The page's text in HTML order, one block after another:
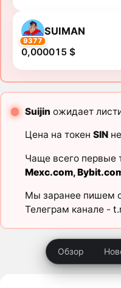
9377
SUIMAN
0,000015 $
Suijin ожидает
Цена на токен SIN
Чаще всего первые
Mexc.com,
Мы заранее пишем о
Телеграм канале -
Обзор